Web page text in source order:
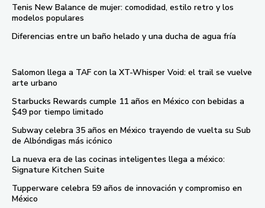
Tenis New Balance de mujer: comodidad, estilo retro y los
modelos populares
Diferencias entre un baño helado y una ducha de agua fría
Salomon llega a TAF con la XT-Whisper Void: el trail se vuelve
arte urbano
Starbucks Rewards cumple 11 años en México con bebidas a
$49 por tiempo limitado
Subway celebra 35 años en México trayendo de vuelta su Sub
de Albóndigas más icónico
La nueva era de las cocinas inteligentes llega a méxico:
Signature Kitchen Suite
Tupperware celebra 59 años de innovación y compromiso en
México